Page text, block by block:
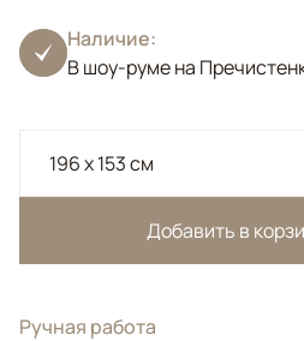
Наличие:
В шоу-руме на
196 x 153 см
Добавить в
Ручная работа